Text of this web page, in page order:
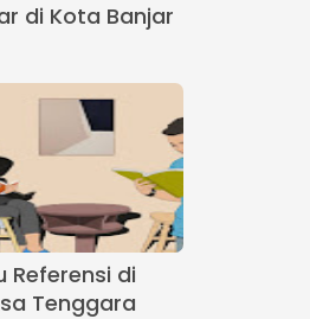
di Kota Banjar
Referensi di
Tenggara